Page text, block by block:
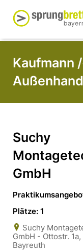
Kaufmann
Suchy
GmbH
Plätze: 1
Suchy
GmbH - Ottostr.
Bayreuth